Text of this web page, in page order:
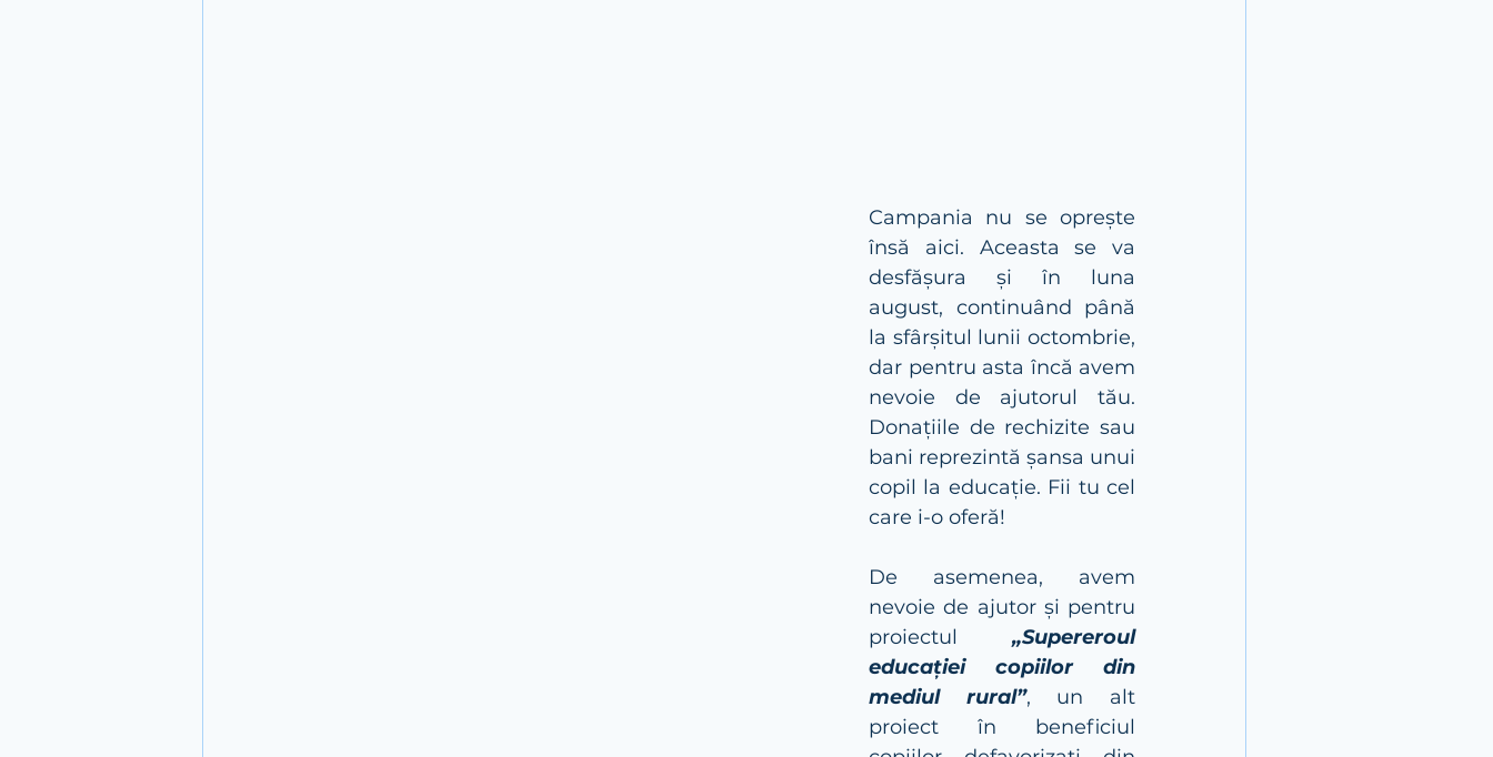
Campania nu se oprește
însă aici. Aceasta se va
desfășura și în luna
august, continuând până
la sfârșitul lunii octombrie,
dar pentru asta încă avem
nevoie de ajutorul tău.
Donațiile de rechizite sau
bani reprezintă șansa unui
copil la educație. Fii tu cel
care i-o oferă!
De asemenea, avem
nevoie de ajutor și pentru
proiectul „Supereroul
educației copiilor din
mediul rural”, un alt
proiect în beneficiul